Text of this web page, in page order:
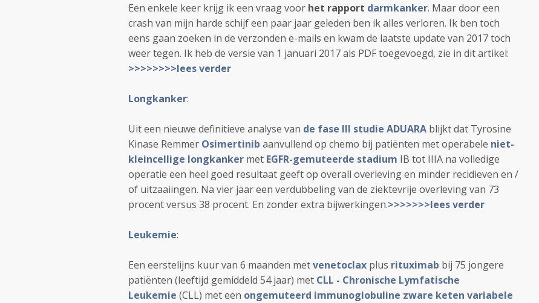
Een enkele keer krijg ik een vraag voor het rapport darmkanker. Maar door een
crash van mijn harde schijf een paar jaar geleden ben ik alles verloren. Ik ben toch
eens gaan zoeken in de verzonden e-mails en kwam de laatste update van 2017 toch
weer tegen. Ik heb de versie van 1 januari 2017 als PDF toegevoegd, zie in dit artikel:
>>>>>>>>lees verder
Longkanker:
Uit een nieuwe definitieve analyse van de fase III studie ADUARA blijkt dat Tyrosine
Kinase Remmer Osimertinib aanvullend op chemo bij patiënten met operabele niet-
kleincellige longkanker met EGFR-gemuteerde stadium IB tot IIIA na volledige
operatie een heel goed resultaat geeft op overall overleving en minder recidieven en /
of uitzaaiingen. Na vier jaar een verdubbeling van de ziektevrije overleving van 73
procent versus 38 procent. En zonder extra bijwerkingen.>>>>>>>lees verder
Leukemie:
Een eerstelijns kuur van 6 maanden metvenetoclax plus rituximab bij 75 jongere
patiënten (leeftijd gemiddeld 54 jaar) met CLL - Chronische Lymfatische
Leukemie (CLL) met een ongemuteerd immunoglobuline zware keten variabele